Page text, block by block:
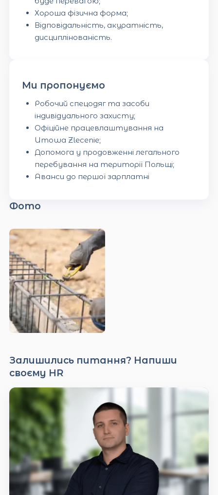
Хороша фізична форма;
Відповідальність, акуратність,
дисциплінованість.
Ми пропонуємо
Робочий спецодяг та засоби
індивідуального захисту;
Офіційне працевлаштування на
Umowa Zlecenie;
Допомога у продовженні легального
перебування на території Польщі;
Аванси до першої зарплатні
Фото
Залишились питання? Напиши
своєму HR